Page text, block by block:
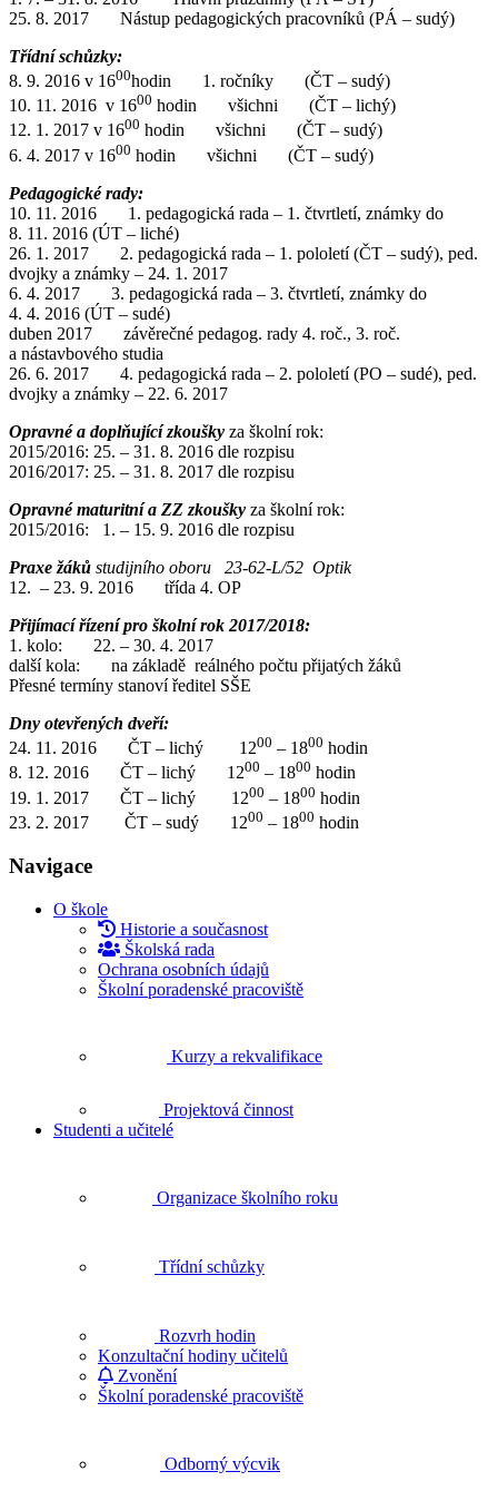
25. 8. 2017 Nástup pedagogických pracovníků (PÁ – sudý)
Třídní schůzky:
8. 9. 2016 v 1600hodin 1. ročníky (ČT – sudý)
10. 11. 2016 v 1600 hodin všichni (ČT – lichý)
12. 1. 2017 v 1600 hodin všichni (ČT – sudý)
6. 4. 2017 v 1600 hodin všichni (ČT – sudý)
Pedagogické rady:
10. 11. 2016 1. pedagogická rada – 1. čtvrtletí, známky do
8. 11. 2016 (ÚT – liché)
26. 1. 2017 2. pedagogická rada – 1. pololetí (ČT – sudý), ped.
dvojky a známky – 24. 1. 2017
6. 4. 2017 3. pedagogická rada – 3. čtvrtletí, známky do
4. 4. 2016 (ÚT – sudé)
duben 2017 závěrečné pedagog. rady 4. roč., 3. roč.
a nástavbového studia
26. 6. 2017 4. pedagogická rada – 2. pololetí (PO – sudé), ped.
dvojky a známky – 22. 6. 2017
Opravné a doplňující zkoušky za školní rok:
2015/2016: 25. – 31. 8. 2016 dle rozpisu
2016/2017: 25. – 31. 8. 2017 dle rozpisu
Opravné maturitní a ZZ zkoušky za školní rok:
2015/2016: 1. – 15. 9. 2016 dle rozpisu
Praxe žáků studijního oboru 23-62-L/52 Optik
12. – 23. 9. 2016 třída 4. OP
Přijímací řízení pro školní rok 2017/2018:
1. kolo: 22. – 30. 4. 2017
další kola: na základě reálného počtu přijatých žáků
Přesné termíny stanoví ředitel SŠE
Dny otevřených dveří:
24. 11. 2016 ČT – lichý 1200 – 1800 hodin
8. 12. 2016 ČT – lichý 1200 – 1800 hodin
19. 1. 2017 ČT – lichý 1200 – 1800 hodin
23. 2. 2017 ČT – sudý 1200 – 1800 hodin
Navigace
O škole
Historie a současnost
Školská rada
Ochrana osobních údajů
Školní poradenské pracoviště
Kurzy a rekvalifikace
Projektová činnost
Studenti a učitelé
Organizace školního roku
Třídní schůzky
Rozvrh hodin
Konzultační hodiny učitelů
Zvonění
Školní poradenské pracoviště
Odborný výcvik